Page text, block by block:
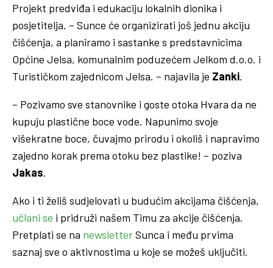
Projekt predviđa i edukaciju lokalnih dionika i
posjetitelja. – Sunce će organizirati još jednu akciju
čišćenja, a planiramo i sastanke s predstavnicima
Općine Jelsa, komunalnim poduzećem Jelkom d.o.o. i
Turističkom zajednicom Jelsa. – najavila je Zanki.
– Pozivamo sve stanovnike i goste otoka Hvara da ne
kupuju plastične boce vode. Napunimo svoje
višekratne boce, čuvajmo prirodu i okoliš i napravimo
zajedno korak prema otoku bez plastike! – poziva
Jakas.
Ako i ti želiš sudjelovati u budućim akcijama čišćenja,
učlani se i pridruži našem Timu za akcije čišćenja.
Pretplati se na newsletterSunca i među prvima
saznaj sve o aktivnostima u koje se možeš uključiti.